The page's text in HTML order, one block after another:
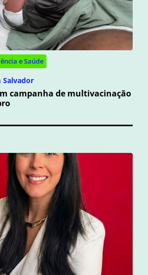
e Saúde
Salvador
campanha de multivacinação